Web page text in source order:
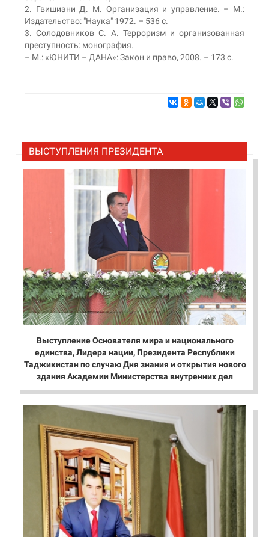
2. Гвишиани Д. М. Организация и управление. – М.:
Издательство: "Наука" 1972. – 536 с.
3. Солодовников С. А. Терроризм и организованная
преступность: монография.
– М.: «ЮНИТИ – ДАНА»: Закон и право, 2008. – 173 с.
ВЫСТУПЛЕНИЯ ПРЕЗИДЕНТА
Выступление Основателя мира и национального
единства, Лидера нации, Президента Республики
Таджикистан по случаю Дня знания и открытия нового
здания Академии Министерства внутренних дел